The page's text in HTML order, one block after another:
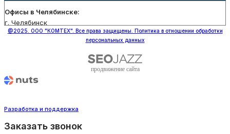
Офисы в Челябинске:
г. Челябинск
@2025. ООО "КОМТЕХ". Все права защищены. Политика в отношении обработки
персональных данных
продвижение сайта
Разработка и поддержка
Заказать звонок